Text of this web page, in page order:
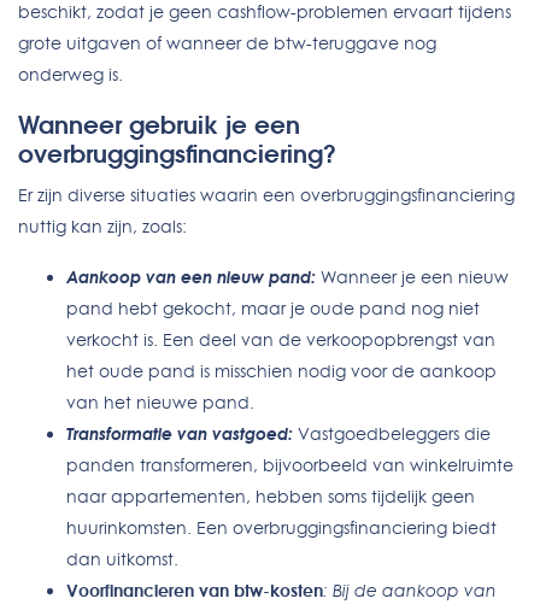
beschikt, zodat je geen cashflow-problemen ervaart tijdens
grote uitgaven of wanneer de btw-teruggave nog
onderweg is.
Wanneer gebruik je een
overbruggingsfinanciering?
Er zijn diverse situaties waarin een overbruggingsfinanciering
nuttig kan zijn, zoals:
Aankoop van een nieuw pand: Wanneer je een nieuw
pand hebt gekocht, maar je oude pand nog niet
verkocht is. Een deel van de verkoopopbrengst van
het oude pand is misschien nodig voor de aankoop
van het nieuwe pand.
Transformatie van vastgoed: Vastgoedbeleggers die
panden transformeren, bijvoorbeeld van winkelruimte
naar appartementen, hebben soms tijdelijk geen
huurinkomsten. Een overbruggingsfinanciering biedt
dan uitkomst.
Voorfinancieren van btw-kosten: Bij de aankoop van